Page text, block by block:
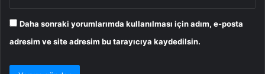
Daha sonraki yorumlarımda kullanılması için adım, e-posta
adresim ve site adresim bu tarayıcıya kaydedilsin.